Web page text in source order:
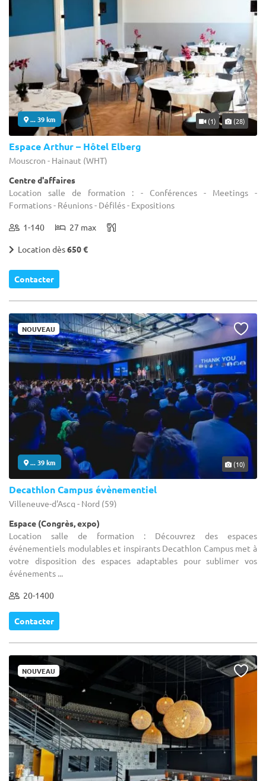
... 39 km (1) (28)
Espace Arthur – Hôtel Elberg
Mouscron - Hainaut (WHT)
Centre d'affaires
Location salle de formation : - Conférences - Meetings -
Formations - Réunions - Défilés - Expositions
1-140 27 max
Location dès650 €
Contacter
NOUVEAU
... 39 km (10)
Decathlon Campus évènementiel
Villeneuve-d'Ascq - Nord (59)
Espace (Congrès, expo)
Location salle de formation : Découvrez des espaces
événementiels modulables et inspirants Decathlon Campus met à
votre disposition des espaces adaptables pour sublimer vos
événements ...
20-1400
Contacter
NOUVEAU